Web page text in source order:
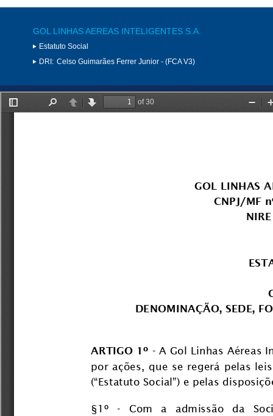
GOL LINHAS AEREAS INTELIGENTES S.A.
Estatuto Social
DRI: Celso Guimarães Ferrer Junior - (FCA V3)